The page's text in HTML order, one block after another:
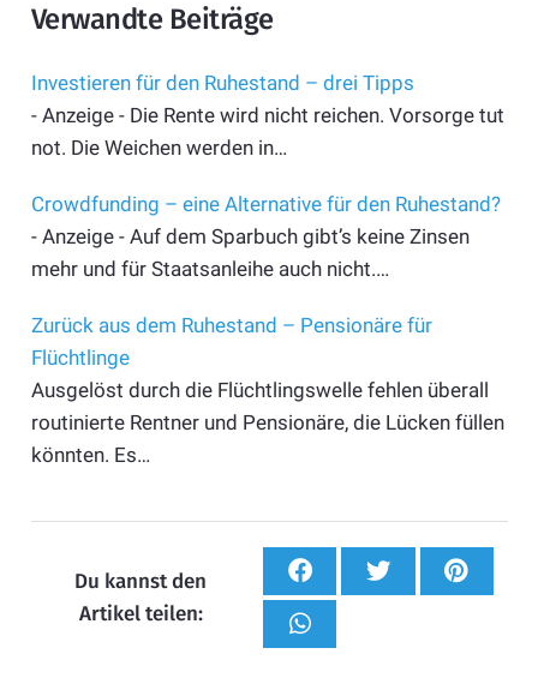
Verwandte Beiträge
Investieren für den Ruhestand – drei Tipps
- Anzeige - Die Rente wird nicht reichen. Vorsorge tut
not. Die Weichen werden in…
Crowdfunding – eine Alternative für den Ruhestand?
- Anzeige - Auf dem Sparbuch gibt’s keine Zinsen
mehr und für Staatsanleihe auch nicht.…
Zurück aus dem Ruhestand – Pensionäre für
Flüchtlinge
Ausgelöst durch die Flüchtlingswelle fehlen überall
routinierte Rentner und Pensionäre, die Lücken füllen
könnten. Es…
Du kannst den
Artikel teilen: